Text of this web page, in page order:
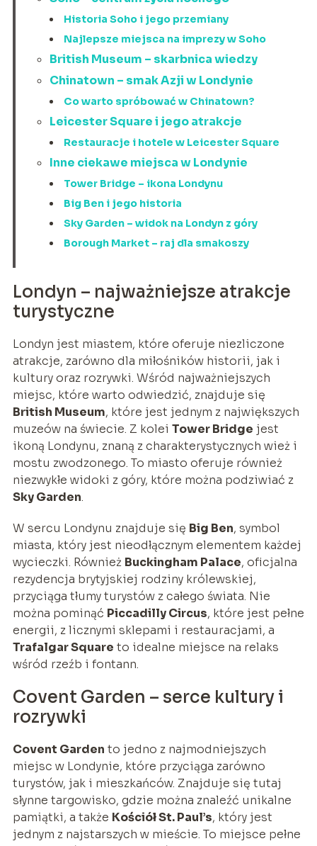
Historia Soho i jego przemiany
Najlepsze miejsca na imprezy w Soho
British Museum – skarbnica wiedzy
Chinatown – smak Azji w Londynie
Co warto spróbować w Chinatown?
Leicester Square i jego atrakcje
Restauracje i hotele w Leicester Square
Inne ciekawe miejsca w Londynie
Tower Bridge – ikona Londynu
Big Ben i jego historia
Sky Garden – widok na Londyn z góry
Borough Market – raj dla smakoszy
Londyn – najważniejsze atrakcje
turystyczne
Londyn jest miastem, które oferuje niezliczone
atrakcje, zarówno dla miłośników historii, jak i
kultury oraz rozrywki. Wśród najważniejszych
miejsc, które warto odwiedzić, znajduje się
British Museum, które jest jednym z największych
muzeów na świecie. Z kolei Tower Bridge jest
ikoną Londynu, znaną z charakterystycznych wież i
mostu zwodzonego. To miasto oferuje również
niezwykłe widoki z góry, które można podziwiać z
Sky Garden.
W sercu Londynu znajduje się Big Ben, symbol
miasta, który jest nieodłącznym elementem każdej
wycieczki. Również Buckingham Palace, oficjalna
rezydencja brytyjskiej rodziny królewskiej,
przyciąga tłumy turystów z całego świata. Nie
można pominąć Piccadilly Circus, które jest pełne
energii, z licznymi sklepami i restauracjami, a
Trafalgar Square to idealne miejsce na relaks
wśród rzeźb i fontann.
Covent Garden – serce kultury i
rozrywki
Covent Garden to jedno z najmodniejszych
miejsc w Londynie, które przyciąga zarówno
turystów, jak i mieszkańców. Znajduje się tutaj
słynne targowisko, gdzie można znaleźć unikalne
pamiątki, a także Kościół St. Paul’s, który jest
jednym z najstarszych w mieście. To miejsce pełne